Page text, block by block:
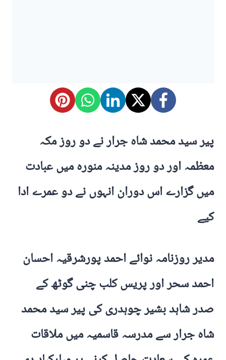
پیر سید محمد شاہ جرار نے دو روز مکہ
معظمہ اور دو روز مدینہ منورہ میں عبادت
میں گزارے اس دوران انہوں نے دو عمرے ادا
کیے
مدیر روزنامہ نوائے احمد پورشرقیہ احسان
احمد سحر اور پریس کلب چنی گوٹھ کے
صدر شاہد بشیر چوہدری کی پیر سید محمد
شاہ جرار سے مدرسہ قاسمیہ میں ملاقات